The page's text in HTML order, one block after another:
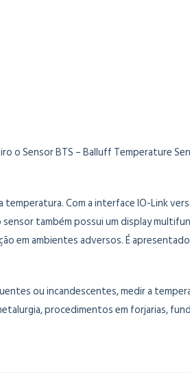
o Sensor BTS – Balluff Temperature
Com a interface IO-Link
também possui um display
em ambientes adversos. É
ou incandescentes, medir a
procedimentos em forjarias,